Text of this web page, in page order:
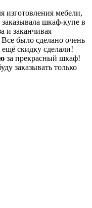
изготовления мебели,
шкаф-купе в
и заканчивая
было сделано очень
скидку сделали!
за прекрасный шкаф!
заказывать только